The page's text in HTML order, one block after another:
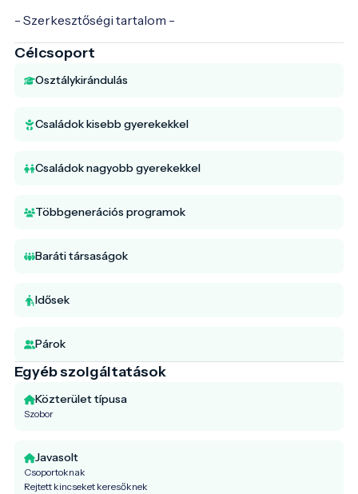
- Szerkesztőségi tartalom -
Célcsoport
Osztálykirándulás
Családok kisebb gyerekekkel
Családok nagyobb gyerekekkel
Többgenerációs programok
Baráti társaságok
Idősek
Párok
Egyéb szolgáltatások
Közterület típusa
Szobor
Javasolt
Csoportoknak
Rejtett kincseket keresőknek